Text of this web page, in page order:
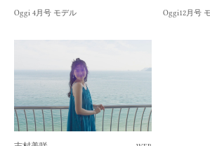
Oggi 4月号 モデル Oggi12月号
NEWS
ENTRY